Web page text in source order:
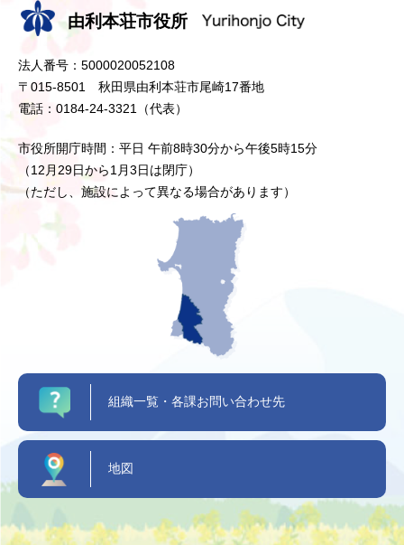
由利本荘市役所
法人番号：5000020052108
〒015-8501 秋田県由利本荘市尾崎17番地
電話：0184-24-3321（代表）
市役所開庁時間：平日 午前8時30分から午後5時15分
（12月29日から1月3日は閉庁）
（ただし、施設によって異なる場合があります）
組織一覧・各課お問い合わせ先
地図